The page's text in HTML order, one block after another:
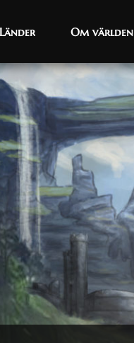
Länder
Länder Om världen
Om världen